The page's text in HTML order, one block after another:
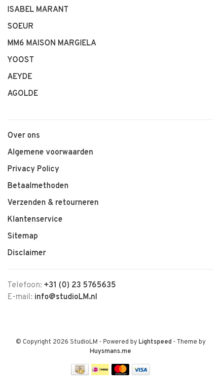
ISABEL MARANT
SOEUR
MM6 MAISON MARGIELA
YOOST
AEYDE
AGOLDE
Over ons
Algemene voorwaarden
Privacy Policy
Betaalmethoden
Verzenden & retourneren
Klantenservice
Sitemap
Disclaimer
Telefoon: +31 (0) 23 5765635
E-mail: info@studioLM.nl
© Copyright 2026 StudioLM - Powered byLightspeed- Theme by
Huysmans.me